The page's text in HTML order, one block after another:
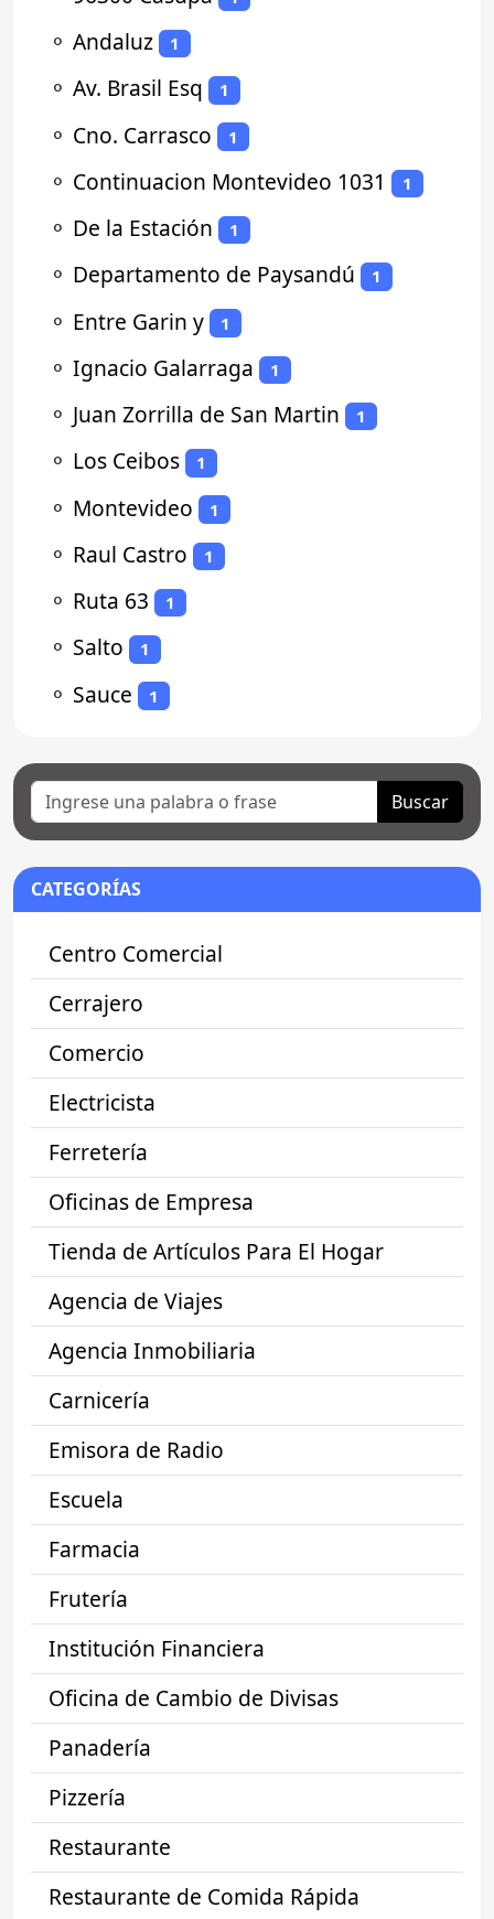
⚬ Andaluz 1
⚬ Av. Brasil Esq 1
⚬ Cno. Carrasco 1
⚬ Continuacion Montevideo 1031 1
⚬ De la Estación 1
⚬ Departamento de Paysandú 1
⚬ Entre Garin y 1
⚬ Ignacio Galarraga 1
⚬ Juan Zorrilla de San Martin 1
⚬ Los Ceibos 1
⚬ Montevideo 1
⚬ Raul Castro 1
⚬ Ruta 63 1
⚬ Salto 1
⚬ Sauce 1
Buscar
CATEGORÍAS
Centro Comercial
Cerrajero
Comercio
Electricista
Ferretería
Oficinas de Empresa
Tienda de Artículos Para El Hogar
Agencia de Viajes
Agencia Inmobiliaria
Carnicería
Emisora de Radio
Escuela
Farmacia
Frutería
Institución Financiera
Oficina de Cambio de Divisas
Panadería
Pizzería
Restaurante
Restaurante de Comida Rápida